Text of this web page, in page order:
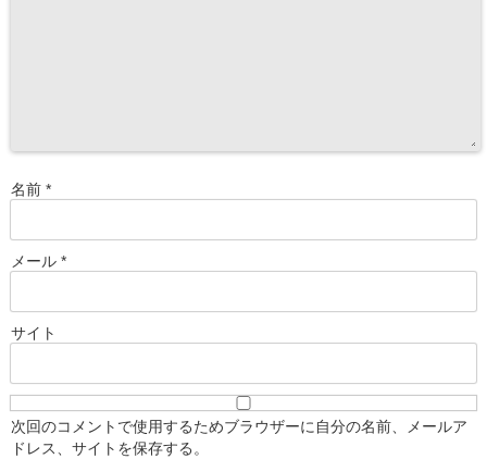
名前 *
メール *
サイト
次回のコメントで使用するためブラウザーに自分の名前、メールア
ドレス、サイトを保存する。